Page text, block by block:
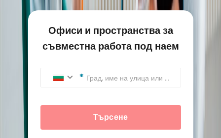
Офиси и пространства за
съвместна работа под наем
Град, име на улица или аддрес
Търсене